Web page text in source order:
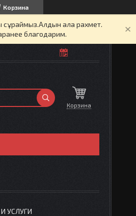
Корзина
сұраймыз.Алдын ала рахмет.
благодарим.
Корзина
УСЛУГИ